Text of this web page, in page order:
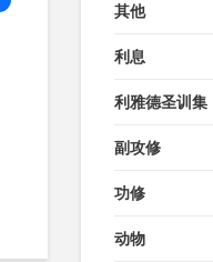
其他
利息
利雅德圣训集
副攻修
功修
动物